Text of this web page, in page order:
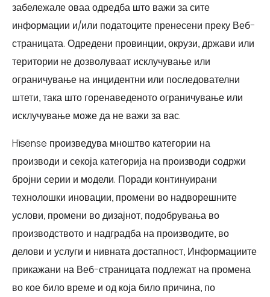
забележале оваа одредба што важи за сите
информации и/или податоците пренесени преку Веб-
страницата. Одредени провинции, окрузи, држави или
територии не дозволуваат исклучување или
ограничување на инцидентни или последователни
штети, така што горенаведеното ограничување или
исклучување може да не важи за вас.
Hisense произведува мноштво категории на
производи и секоја категорија на производи содржи
бројни серии и модели. Поради континуирани
технолошки иновации, промени во надворешните
услови, промени во дизајнот, подобрувања во
производството и надградба на производите, во
делови и услуги и нивната достапност, Информациите
прикажани на Веб-страницата подлежат на промена
во кое било време и од која било причина, по